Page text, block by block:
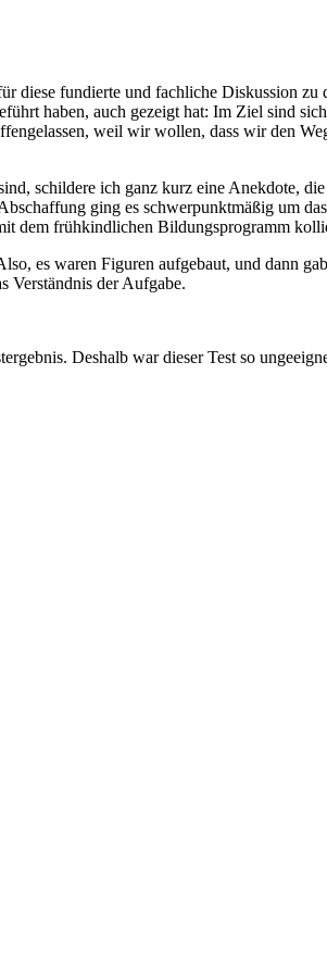
diese fundierte und fachliche Diskussion
haben, auch gezeigt hat: Im Ziel sind
weil wir wollen, dass wir den
schildere ich ganz kurz eine Anekdote,
ging es schwerpunktmäßig um
dem frühkindlichen Bildungsprogramm
es waren Figuren aufgebaut, und dann
Verständnis der Aufgabe.
Deshalb war dieser Test so